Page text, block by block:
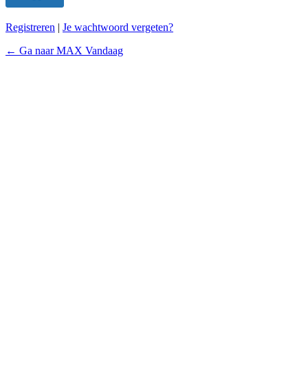
Registreren | Je wachtwoord vergeten?
← Ga naar MAX Vandaag